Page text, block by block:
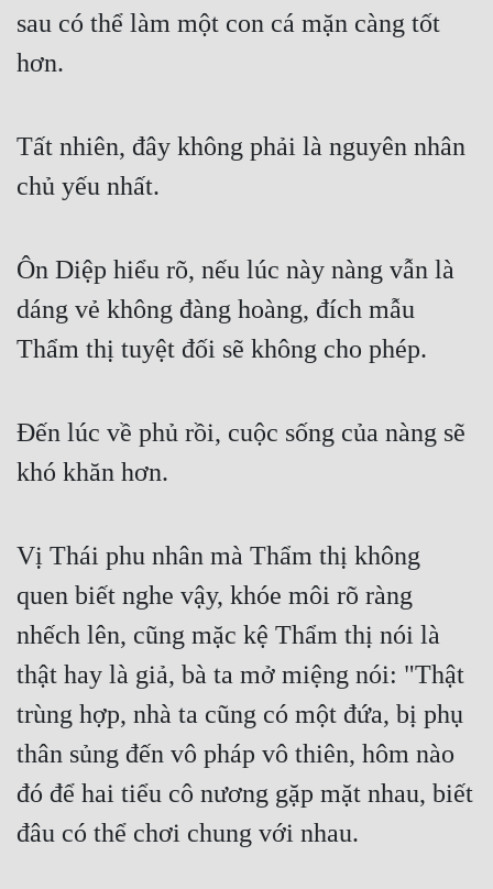
Mỹ Thực
Ngôn Tình
Phong Thủy - Tâm Linh
Phương Tây
Phản Phái
Quân Sự
Sảng Văn
Sủng
Thanh Xuân
Tiên Hiệp
Tiểu Thuyết
Triều Đấu
Trùng Sinh
sau có thể làm một con cá mặn càng tốt
hơn.
Tất nhiên, đây không phải là nguyên nhân
chủ yếu nhất.
Ôn Diệp hiểu rõ, nếu lúc này nàng vẫn là
dáng vẻ không đàng hoàng, đích mẫu
Thẩm thị tuyệt đối sẽ không cho phép.
Đến lúc về phủ rồi, cuộc sống của nàng sẽ
khó khăn hơn.
Vị Thái phu nhân mà Thẩm thị không
quen biết nghe vậy, khóe môi rõ ràng
nhếch lên, cũng mặc kệ Thẩm thị nói là
thật hay là giả, bà ta mở miệng nói: "Thật
trùng hợp, nhà ta cũng có một đứa, bị phụ
thân sủng đến vô pháp vô thiên, hôm nào
đó để hai tiểu cô nương gặp mặt nhau, biết
đâu có thể chơi chung với nhau.